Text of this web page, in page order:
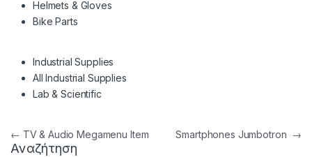
Helmets & Gloves
Bike Parts
Industrial Supplies
All Industrial Supplies
Lab & Scientific
Πλοήγηση άρθρων
← TV & Audio Megamenu Item Smartphones Jumbotron →
Αναζήτηση